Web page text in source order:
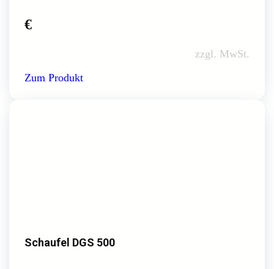
€
zzgl. MwSt.
Zum Produkt
Schaufel DGS 500